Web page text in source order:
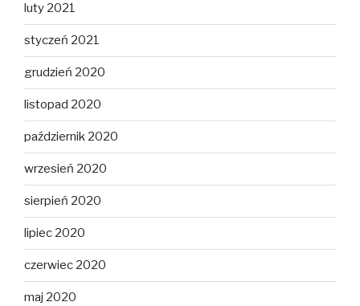
luty 2021
styczeń 2021
grudzień 2020
listopad 2020
październik 2020
wrzesień 2020
sierpień 2020
lipiec 2020
czerwiec 2020
maj 2020